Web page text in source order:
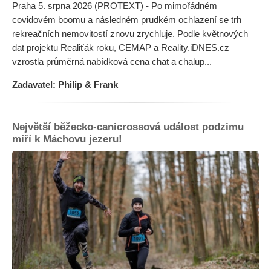
Praha 5. srpna 2026 (PROTEXT) - Po mimořádném
covidovém boomu a následném prudkém ochlazení se trh
rekreačních nemovitostí znovu zrychluje. Podle květnových
dat projektu Realiťák roku, CEMAP a Reality.iDNES.cz
vzrostla průměrná nabídková cena chat a chalup...
Zadavatel: Philip & Frank
Největší běžecko-canicrossová událost podzimu
míří k Máchovu jezeru!